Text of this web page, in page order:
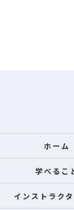
ホーム
学べるこ
インストラク